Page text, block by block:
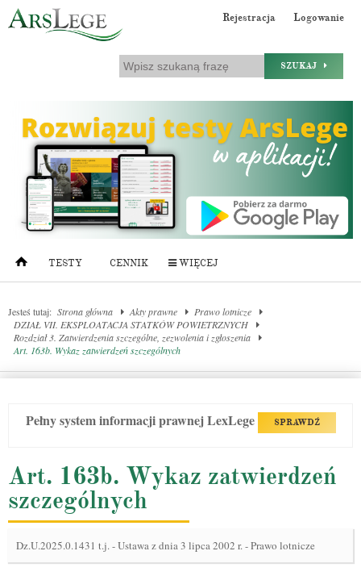
Rejestracja Logowanie
SZUKAJ
TESTY CENNIK WIĘCEJ
Jesteś tutaj: Strona główna Akty prawne
Prawo lotnicze
DZIAŁ VII. EKSPLOATACJA STATKÓW POWIETRZNYCH
Rozdział 3. Zatwierdzenia szczególne, zezwolenia i zgłoszenia
Art. 163b. Wykaz zatwierdzeń szczególnych
Pełny system informacji prawnej LexLege SPRAWDŹ
Art. 163b. Wykaz zatwierdzeń
szczególnych
Dz.U.2025.0.1431 t.j.-Ustawa z dnia 3 lipca 2002 r. - Prawo lotnicze